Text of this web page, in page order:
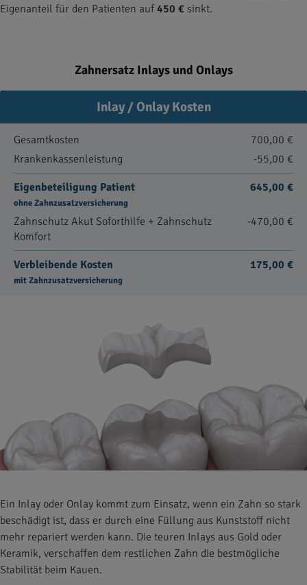
Eigenanteil für den Patienten auf450 € sinkt.
Zahnersatz Inlays und Onlays
Inlay / Onlay Kosten
Gesamtkosten
700,00 €
Krankenkassenleistung
-55,00 €
Eigenbeteiligung Patient
ohne Zahnzusatzversicherung
645,00 €
Zahnschutz Akut Soforthilfe + Zahnschutz
Komfort
-470,00 €
Verbleibende Kosten
mit Zahnzusatzversicherung
175,00 €
Ein Inlay oder Onlay kommt zum Einsatz, wenn ein Zahn so stark
beschädigt ist, dass er durch eine Füllung aus Kunststoff nicht
mehr repariert werden kann. Die teuren Inlays aus Gold oder
Keramik, verschaffen dem restlichen Zahn die bestmögliche
Stabilität beim Kauen.